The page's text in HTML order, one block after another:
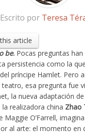
Escrito por Teresa
article
be. Pocas preguntas
persistencia como la
príncipe Hamlet. Pero
esa pregunta fue
la nueva adaptación
realizadora china Zhao
Maggie O’Farrell,
al arte: el momento en